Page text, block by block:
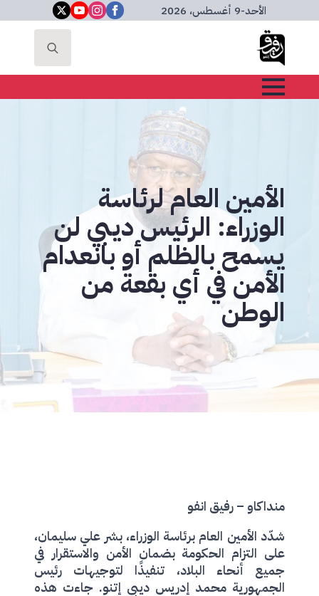
الأحد-9 أغسطس، 2026
Search
الأمين العام لرئاسة
الوزراء: الرئيس ديبي لن
يسمح بالظلم أو بانعدام
الأمن في أي بقعة من
الوطن
منداكاو – رفيق انفو
شدّد الأمين العام برئاسة الوزراء، بشر علي سليمان،
على التزام الحكومة بضمان الأمن والاستقرار في
جميع أنحاء البلاد، تنفيذًا لتوجيهات رئيس
الجمهورية محمد إدريس ديبي إتنو. جاءت هذه